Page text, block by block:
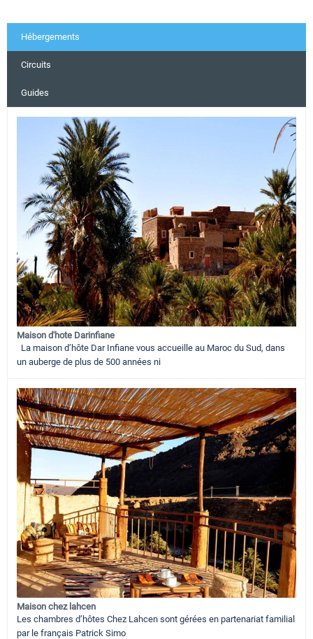
Hébergements
Circuits
Guides
Maison d'hote Darinfiane
La maison d’hôte Dar Infiane vous accueille au Maroc du Sud, dans
un auberge de plus de 500 années ni
Maison chez lahcen
Les chambres d’hôtes Chez Lahcen sont gérées en partenariat familial
par le français Patrick Simo